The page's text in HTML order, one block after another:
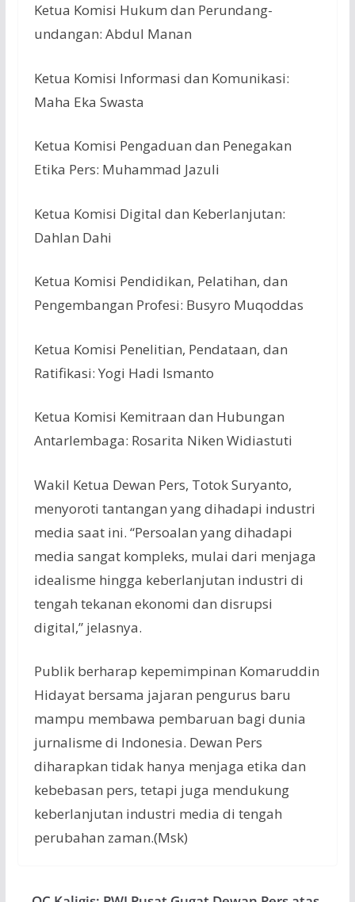
Ketua Komisi Hukum dan Perundang-
undangan: Abdul Manan
Ketua Komisi Informasi dan Komunikasi:
Maha Eka Swasta
Ketua Komisi Pengaduan dan Penegakan
Etika Pers: Muhammad Jazuli
Ketua Komisi Digital dan Keberlanjutan:
Dahlan Dahi
Ketua Komisi Pendidikan, Pelatihan, dan
Pengembangan Profesi: Busyro Muqoddas
Ketua Komisi Penelitian, Pendataan, dan
Ratifikasi: Yogi Hadi Ismanto
Ketua Komisi Kemitraan dan Hubungan
Antarlembaga: Rosarita Niken Widiastuti
Wakil Ketua Dewan Pers, Totok Suryanto,
menyoroti tantangan yang dihadapi industri
media saat ini. “Persoalan yang dihadapi
media sangat kompleks, mulai dari menjaga
idealisme hingga keberlanjutan industri di
tengah tekanan ekonomi dan disrupsi
digital,” jelasnya.
Publik berharap kepemimpinan Komaruddin
Hidayat bersama jajaran pengurus baru
mampu membawa pembaruan bagi dunia
jurnalisme di Indonesia. Dewan Pers
diharapkan tidak hanya menjaga etika dan
kebebasan pers, tetapi juga mendukung
keberlanjutan industri media di tengah
perubahan zaman.(Msk)